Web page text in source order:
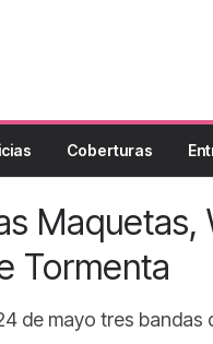
Coberturas
Tormenta
de mayo tres